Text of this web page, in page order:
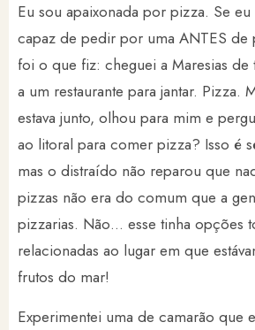
Eu sou apaixonada por pizza. Se
capaz de pedir por uma ANTES de
foi o que fiz: cheguei a Maresias de
a um restaurante para jantar. Pizza.
estava junto, olhou para mim e
ao litoral para comer pizza? Isso é
mas o distraído não reparou que
pizzas não era do comum que a
pizzarias. Não… esse tinha opções
relacionadas ao lugar em que
frutos do mar!
Experimentei uma de camarão que